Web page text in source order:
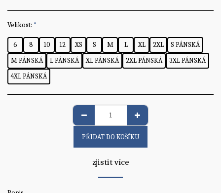
Velikost: *
6 8 10 12 XS S M L XL 2XL
S PÁNSKÁ
M PÁNSKÁ
L PÁNSKÁ XL PÁNSKÁ 2XL PÁNSKÁ
3XL PÁNSKÁ
4XL PÁNSKÁ
PŘIDAT DO KOŠÍKU
zjistit více